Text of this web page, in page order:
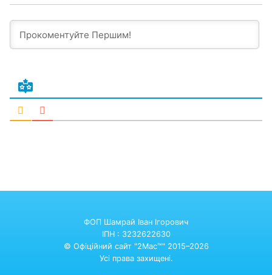
ФОП Шамрай Іван Ігорович
ІПН : 3232622630
© Офіційний сайт "2Mac™" 2015–2026
Усі права захищені.